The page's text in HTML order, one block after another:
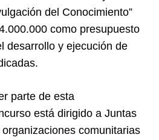
del Conocimiento”
como presupuesto
desarrollo y ejecución de
parte de esta
está dirigido a Juntas
comunitarias